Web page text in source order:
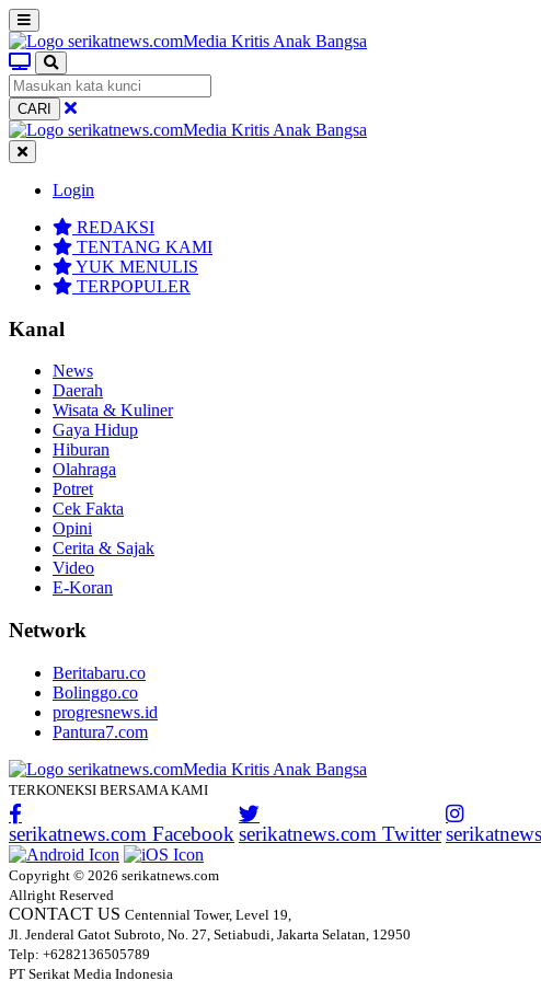
CARI
Login
REDAKSI
TENTANG KAMI
YUK MENULIS
TERPOPULER
Kanal
News
Daerah
Wisata & Kuliner
Gaya Hidup
Hiburan
Olahraga
Potret
Cek Fakta
Opini
Cerita & Sajak
Video
E-Koran
Network
Beritabaru.co
Bolinggo.co
progresnews.id
Pantura7.com
TERKONEKSI BERSAMA KAMI
serikatnews.com Facebook serikatnews.com Twitter
Copyright © 2026 serikatnews.com
Allright Reserved
CONTACT US Centennial Tower, Level 19,
Jl. Jenderal Gatot Subroto, No. 27, Setiabudi, Jakarta Selatan, 12950
Telp: +6282136505789
PT Serikat Media Indonesia